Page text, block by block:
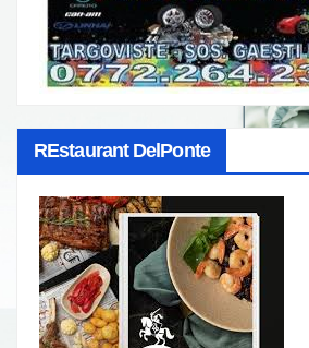
REstaurant DelPonte